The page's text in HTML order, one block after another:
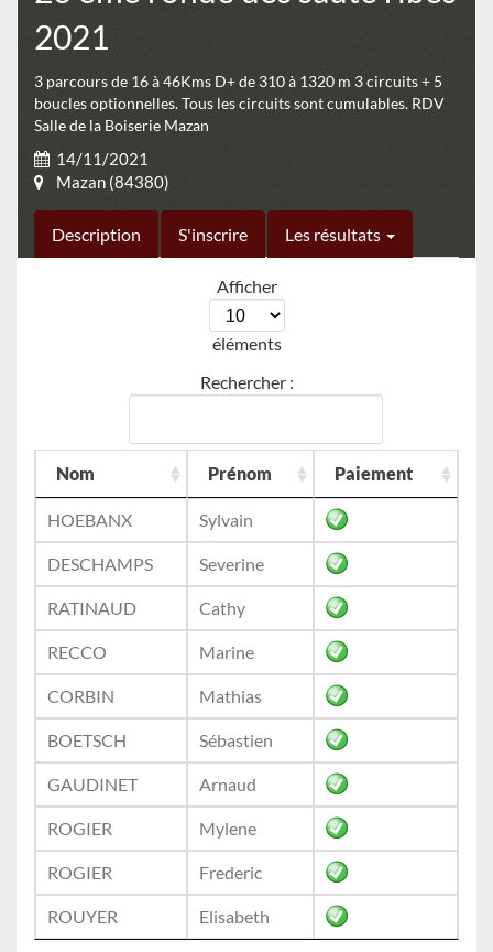
2021
3 parcours de 16 à 46Kms D+ de 310 à 1320 m 3 circuits + 5
boucles optionnelles. Tous les circuits sont cumulables. RDV
Salle de la Boiserie Mazan
14/11/2021
Mazan (84380)
Description S'inscrire Les résultats
Afficher
éléments
Rechercher :
Nom Prénom Paiement
HOEBANX Sylvain
DESCHAMPS Severine
RATINAUD Cathy
RECCO Marine
CORBIN Mathias
BOETSCH Sébastien
GAUDINET Arnaud
ROGIER Mylene
ROGIER Frederic
ROUYER Elisabeth